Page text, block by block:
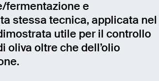
fermentazione e
stessa tecnica, applicata nel
utile per il controllo
oliva oltre che dell’olio